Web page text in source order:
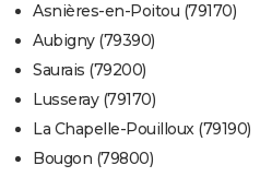
Asnières-en-Poitou (79170)
Aubigny (79390)
Saurais (79200)
Lusseray (79170)
La Chapelle-Pouilloux (79190)
Bougon (79800)